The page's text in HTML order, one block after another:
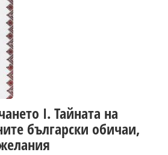
І. Тайната на
български обичаи,